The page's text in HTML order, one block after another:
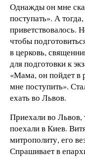
Однажды он мне
поступать». А
приветствовалось.
чтобы
в церковь,
для подготовки к
«Мама, он пойдет в
мне поступить».
ехать во Львов.
Приехали во Львов,
поехали в Киев.
митрополиту, его
Спрашивает в